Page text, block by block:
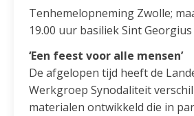
Tenhemelopneming Zwolle;
19.00 uur basiliek Sint Georgius
‘Een feest voor alle mensen’
De afgelopen tijd heeft de
Werkgroep Synodaliteit
materialen ontwikkeld die in